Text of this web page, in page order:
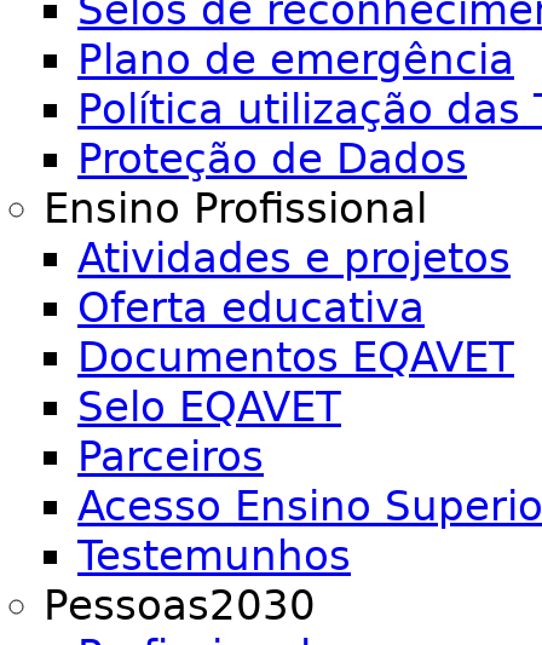
Selos de
Plano de emergência
Política utilização das
Proteção de Dados
Ensino Profissional
Atividades e projetos
Oferta educativa
Documentos EQAVET
Selo EQAVET
Parceiros
Acesso Ensino
Testemunhos
Pessoas2030